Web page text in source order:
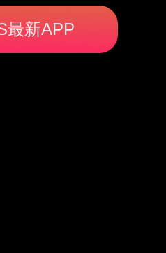
最新APP